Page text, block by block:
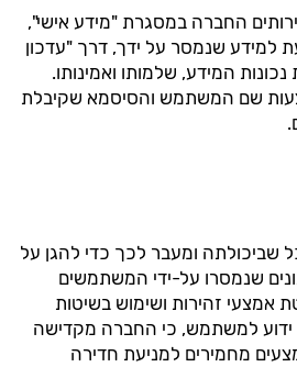
החברה במסגרת "מידע אישי",
למידע שנמסר על ידך, דרך "עדכון
המידע, שלמותו ואמינותו.
שם המשתמש והסיסמא שקיבלת
שביכולתה ומעבר לכך כדי להגן על
שנמסרו על-ידי המשתמשים
אמצעי זהירות ושימוש בשיטות
למשתמש, כי החברה מקדישה
מחמירים למניעת חדירה